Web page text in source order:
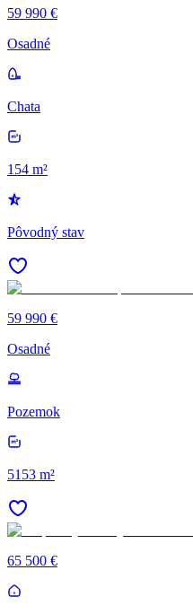
59 990 €
Osadné
Chata
154 m²
Pôvodný stav
59 990 €
Osadné
Pozemok
5153 m²
65 500 €